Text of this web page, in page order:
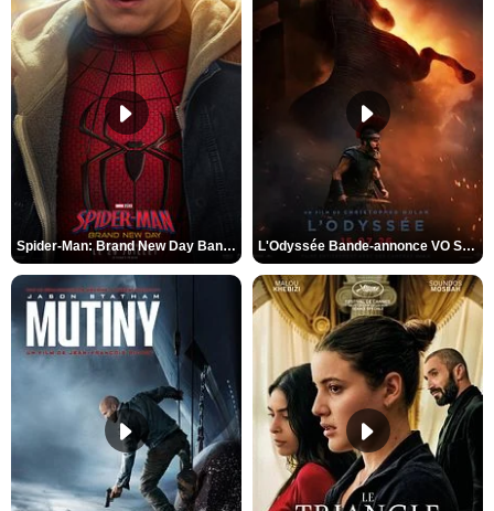
Spider-Man: Brand New Day Bande-annonce VO STFR L'Odyssée Bande-annonce VO STFR